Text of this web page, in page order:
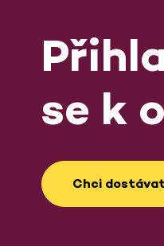
se k
Chci